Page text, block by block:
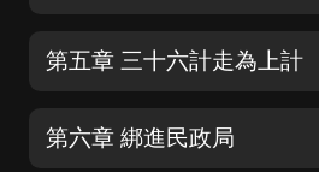
第五章 三十六計走為上計
第六章 綁進民政局